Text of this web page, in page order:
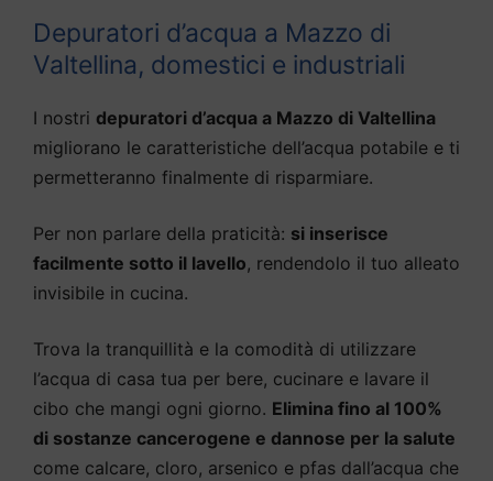
Depuratori d’acqua a Mazzo di
Valtellina, domestici e industriali
I nostri depuratori d’acqua a Mazzo di Valtellina
migliorano le caratteristiche dell’acqua potabile e ti
permetteranno finalmente di risparmiare.
Per non parlare della praticità: si inserisce
facilmente sotto il lavello, rendendolo il tuo alleato
invisibile in cucina.
Trova la tranquillità e la comodità di utilizzare
l’acqua di casa tua per bere, cucinare e lavare il
cibo che mangi ogni giorno. Elimina fino al 100%
di sostanze cancerogene e dannose per la salute
come calcare, cloro, arsenico e pfas dall’acqua che